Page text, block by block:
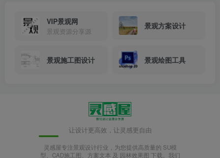
VIP景观网
景观资源分享源
景观方案设计
景观施工图设计 景观绘图工具
让设计更高效，让灵感更自由
灵感屋专注景观设计行业，为您提供高质量的 SU模
型、CAD施工图、方案文本 及 园林效果图 下载。我们